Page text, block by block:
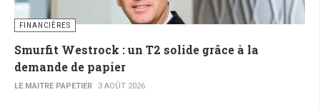
FINANCIÈRES
Smurfit Westrock : un T2 solide grâce à la
demande de papier
LE MAITRE PAPETIER 3 AOÛT 2026